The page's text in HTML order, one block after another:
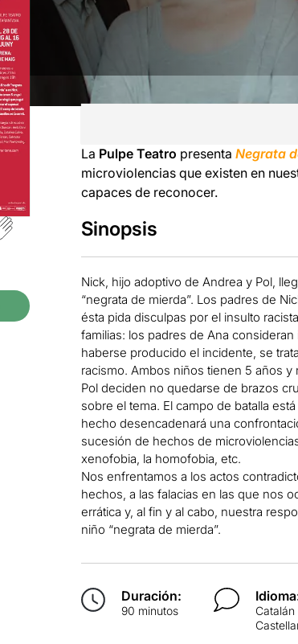
La Pulpe Teatro presenta Negrata
microviolencias que existen en
capaces de reconocer.
Sinopsis
Nick, hijo adoptivo de Andrea y Pol,
“negrata de mierda”. Los padres de
ésta pida disculpas por el insulto
familias: los padres de Ana
haberse producido el incidente, se
racismo. Ambos niños tienen 5 años
Pol deciden no quedarse de brazos
sobre el tema. El campo de batalla
hecho desencadenará una
sucesión de hechos de
xenofobia, la homofobia, etc.
Nos enfrentamos a los actos
hechos, a las falacias en las que nos
errática y, al fin y al cabo, nuestra
niño “negrata de mierda”.
Duración:
90 minutos
Catalán